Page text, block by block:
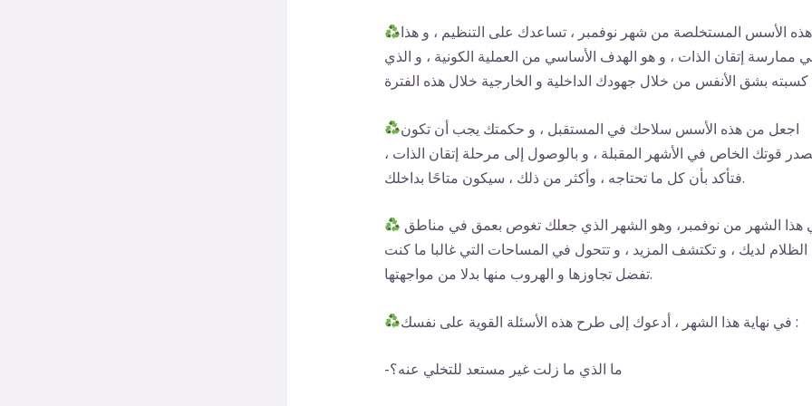
هذه الأسس المستخلصة من شهر نوفمبر ، تساعدك على التنظيم ، و هذا
ممارسة إتقان الذات ، و هو الهدف الأساسي من العملية الكونية ، و الذي
و الخارجية خلال هذه الفترة .
اجعل من هذه الأسس سلاحك في المستقبل ، و حكمتك يجب أن تكون
قوتك الخاص في الأشهر المقبلة ، و بالوصول إلى مرحلة إتقان الذات ،
فتأكد بأن كل ما تحتاجه ، وأكثر من ذلك ، سيكون متاحًا بداخلك.
الظلام لديك ، و تكتشف المزيد ، و تتحول في المساحات التي غالبا ما كنت
تفضل تجاوزها و الهروب منها بدلا من مواجهتها.
في نهاية هذا الشهر ، أدعوك إلى طرح هذه الأسئلة القوية على نفسك :
-ما الذي ما زلت غير مستعد للتخلي عنه؟